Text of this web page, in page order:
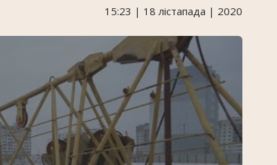
15:23 | 18 лістапада | 2020